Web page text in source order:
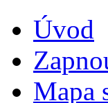
Úvod
Mapa